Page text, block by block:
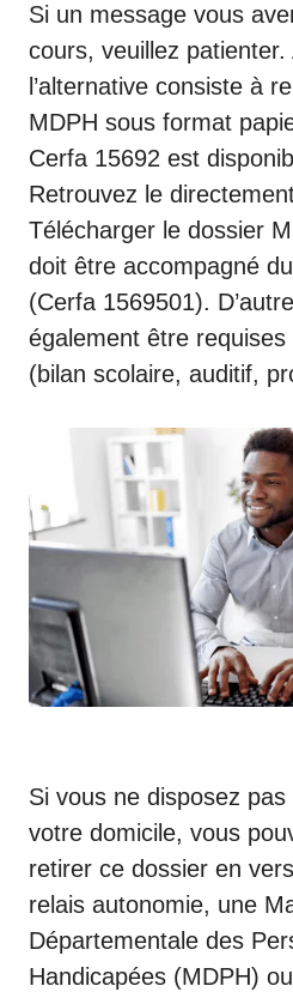
Si un message vous
cours, veuillez patienter.
l’alternative consiste à
MDPH sous format
Cerfa 15692 est
Retrouvez le
Télécharger le dossier
doit être accompagné
(Cerfa 1569501).
également être
(bilan scolaire, auditif,
Si vous ne disposez pas
votre domicile, vous
retirer ce dossier en
relais autonomie, une
Départementale des
Handicapées (MDPH)